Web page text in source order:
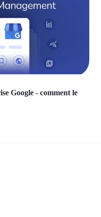
Google - comment le